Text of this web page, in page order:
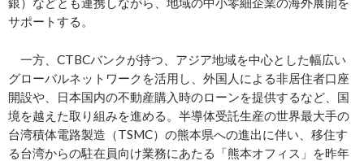
サポートする。
一方、CTBCバンクが持つ、アジア地域を中心とした幅広い
グローバルネットワークを活用し、外国人による非居住者口座
開設や、日本国内の不動産購入時のローンを提供するなど、国
境を越えた取り組みを進める。半導体受託生産の世界最大手の
台湾積体電路製造（TSMC）の熊本県への進出に伴い、移住す
る台湾からの駐在員向け業務にあたる「熊本オフィス」を昨年